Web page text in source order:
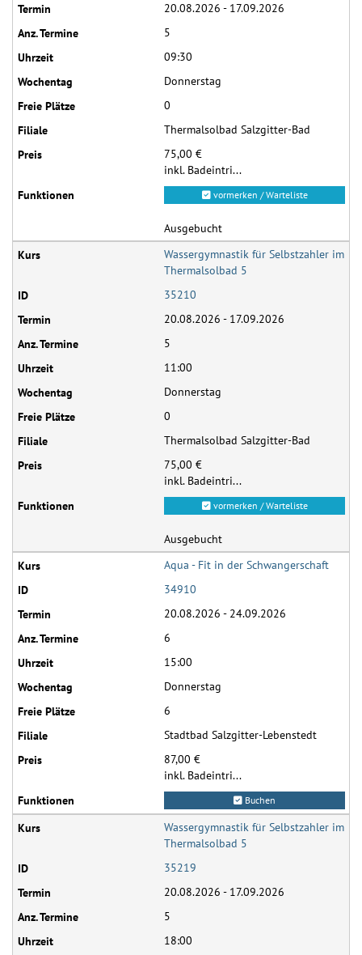
20.08.2026 - 17.09.2026
5
09:30
Donnerstag
0
Thermalsolbad Salzgitter-Bad
75,00 €
inkl. Badeintri...
vormerken / Warteliste
Ausgebucht
Wassergymnastik für Selbstzahler im
Thermalsolbad 5
35210
20.08.2026 - 17.09.2026
5
11:00
Donnerstag
0
Thermalsolbad Salzgitter-Bad
75,00 €
inkl. Badeintri...
vormerken / Warteliste
Ausgebucht
Aqua - Fit in der Schwangerschaft
34910
20.08.2026 - 24.09.2026
6
15:00
Donnerstag
6
Stadtbad Salzgitter-Lebenstedt
87,00 €
inkl. Badeintri...
Buchen
Wassergymnastik für Selbstzahler im
Thermalsolbad 5
35219
20.08.2026 - 17.09.2026
5
18:00